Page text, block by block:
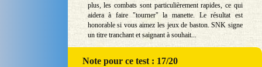
plus, les combats sont particulièrement rapides, ce qui
aidera à faire "tourner" la manette. Le résultat est
honorable si vous aimez les jeux de baston. SNK signe
un titre tranchant et saignant à souhait...
Notepour ce test : 17/20